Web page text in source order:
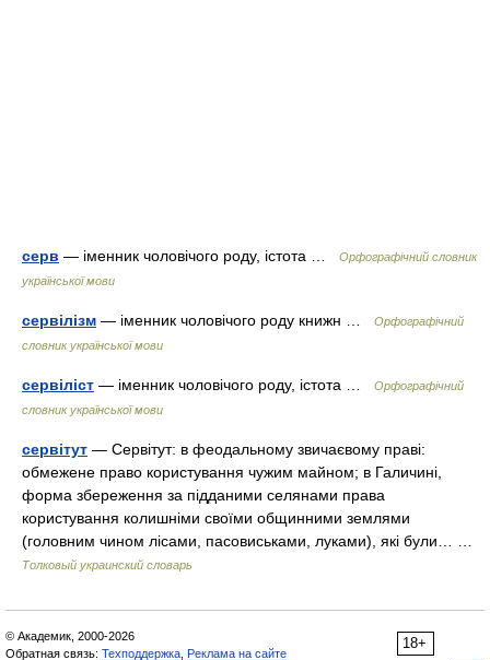
серв — іменник чоловічого роду, істота …
Орфографічний словник
української мови
сервілізм — іменник чоловічого роду книжн …
Орфографічний
словник української мови
сервіліст — іменник чоловічого роду, істота …
Орфографічний
словник української мови
сервітут — Сервітут: в феодальному звичаєвому праві:
обмежене право користування чужим майном; в Галичині,
форма збереження за підданими селянами права
користування колишніми своїми общинними землями
(головним чином лісами, пасовиськами, луками), які були… …
Толковый украинский словарь
18+
© Академик, 2000-2026
Обратная связь: Техподдержка Реклама на сайте